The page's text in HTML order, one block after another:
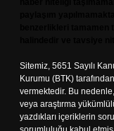
Sitemiz, 5651 Sayılı
Kurumu (BTK)
vermektedir. Bu
veya araştırma
yazdıkları içeriklerin